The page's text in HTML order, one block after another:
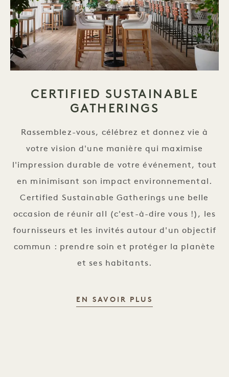
CERTIFIED SUSTAINABLE
GATHERINGS
Rassemblez-vous, célébrez et donnez vie à
votre vision d'une manière qui maximise
l'impression durable de votre événement, tout
en minimisant son impact environnemental.
Certified Sustainable Gatherings une belle
occasion de réunir all (c'est-à-dire vous !), les
fournisseurs et les invités autour d'un objectif
commun : prendre soin et protéger la planète
et ses habitants.
EN SAVOIR PLUS